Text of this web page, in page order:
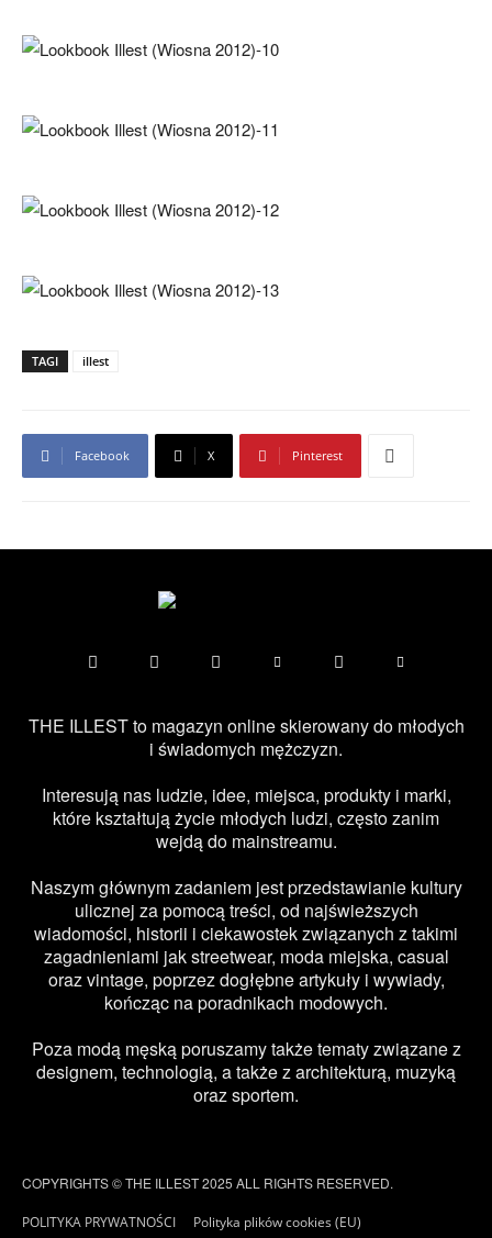
TAGI illest
Facebook X Pinterest
THE ILLEST to magazyn online skierowany do młodych
i świadomych mężczyzn.
Interesują nas ludzie, idee, miejsca, produkty i marki,
które kształtują życie młodych ludzi, często zanim
wejdą do mainstreamu.
Naszym głównym zadaniem jest przedstawianie kultury
ulicznej za pomocą treści, od najświeższych
wiadomości, historii i ciekawostek związanych z takimi
zagadnieniami jak streetwear, moda miejska, casual
oraz vintage, poprzez dogłębne artykuły i wywiady,
kończąc na poradnikach modowych.
Poza modą męską poruszamy także tematy związane z
designem, technologią, a także z architekturą, muzyką
oraz sportem.
COPYRIGHTS © THE ILLEST 2025 ALL RIGHTS RESERVED.
POLITYKA PRYWATNOŚCI Polityka plików cookies (EU)